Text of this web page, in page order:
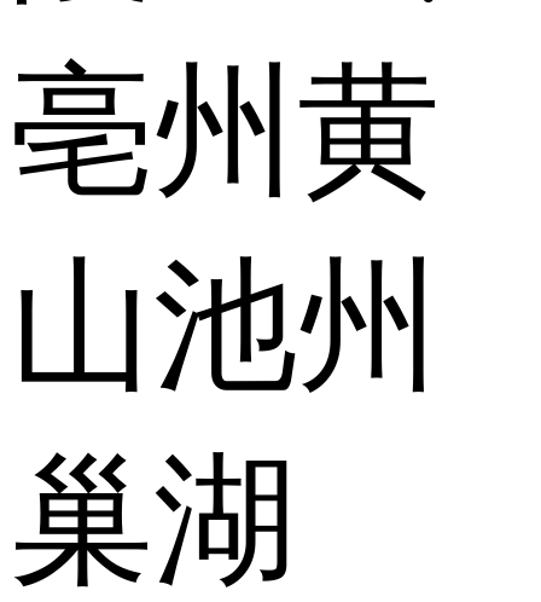
亳州 黄
山池州
巢湖